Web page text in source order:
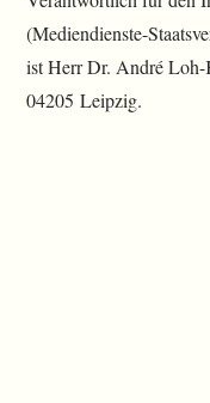
(Mediendienste-
ist Herr Dr. André
04205 Leipzig.